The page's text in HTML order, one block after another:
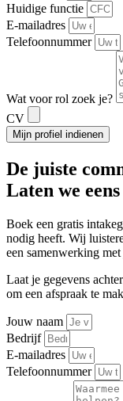
Huidige functie
E-mailadres
Telefoonnummer
Wat voor rol zoek je?
CV
Mijn profiel indienen
De juiste
Laten we
Boek een gratis
nodig heeft. Wij
een samenwerking
Laat je gegevens
om een afspraak te
Jouw naam
Bedrijf
E-mailadres
Telefoonnummer